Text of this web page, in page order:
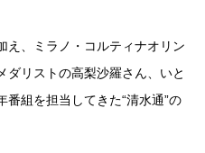
え、ミラノ・コルティナオリン
ダリストの高梨沙羅さん、いと
番組を担当してきた“清水通”の